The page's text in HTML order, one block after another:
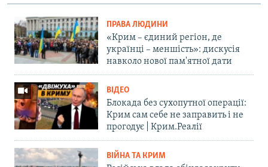
ПРАВА ЛЮДИНИ
«Крим – єдиний регіон, де
українці – меншість»: дискусія
навколо нової пам'ятної дати
ВІДЕО
Блокада без сухопутної операції:
Крим сам себе не заправить і не
прогодує | Крим.Реалії
ВІЙНА ТА КРИМ